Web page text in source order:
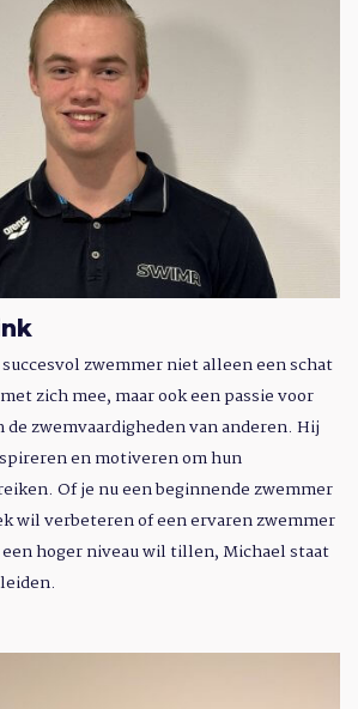
zwemmer niet alleen een schat
zich mee, maar ook een passie voor
zwemvaardigheden van anderen. Hij
en motiveren om hun
Of je nu een beginnende zwemmer
wil verbeteren of een ervaren zwemmer
hoger niveau wil tillen, Michael staat